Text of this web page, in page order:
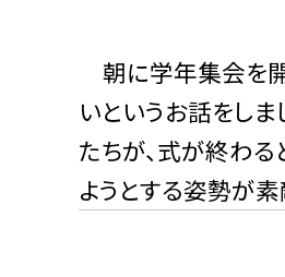
朝に学年集会を
いというお話をし
たちが、式が終わる
ようとする姿勢が素